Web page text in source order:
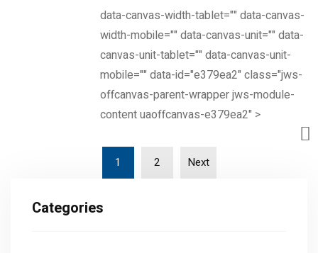
data-canvas-width-tablet="" data-canvas-
width-mobile="" data-canvas-unit="" data-
canvas-unit-tablet="" data-canvas-unit-
mobile="" data-id="e379ea2" class="jws-
offcanvas-parent-wrapper jws-module-
content uaoffcanvas-e379ea2" >
företag. Bromssystemet är kritiskt i detta sammanhang,
och det är här vi kommer in. Med en lång historik av
expertis inom bromsservice och...
1 2 Next
Categories